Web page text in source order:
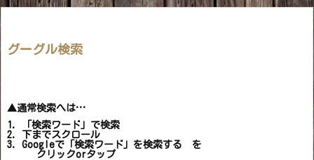
グーグル検索
▲通常検索へは…
1. 「検索ワード」で検索
2. 下までスクロール
3. Googleで「検索ワード」を検索する を
クリックorタップ